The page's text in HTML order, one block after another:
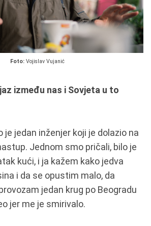
Foto:Vojislav Vujanić
između nas i Sovjeta u to
je jedan inženjer koji je dolazio na
Jednom smo pričali, bilo je
kući, i ja kažem kako jedva
i da se opustim malo, da
jedan krug po Beogradu
jer me je smirivalo.